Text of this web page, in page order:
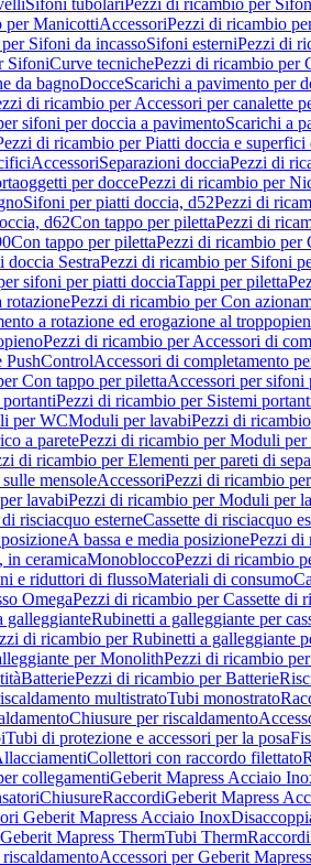
Sifoni tubolariPezzi di ricambio per
per ManicottiAccessoriPezzi di ricambio
Sifoni da incassoSifoni esterniPezzi di
SifoniCurve tecnichePezzi di ricambio per
da bagnoDocceScarichi a pavimento per
di ricambio per Accessori per canalette
sifoni per doccia a pavimentoScarichi a
di ricambio per Piatti doccia e superfici
AccessoriSeparazioni docciaPezzi di
per doccePezzi di ricambio per
Sifoni per piatti doccia, d52Pezzi di
d62Con tappo per pilettaPezzi di
Con tappo per pilettaPezzi di ricambio per
doccia SestraPezzi di ricambio per Sifoni
sifoni per piatti docciaTappi per piletta
rotazionePezzi di ricambio per Con
a rotazione ed erogazione al
Pezzi di ricambio per Accessori di
PushControlAccessori di completamento
Con tappo per pilettaAccessori per sifoni
Pezzi di ricambio per Sistemi
per WCModuli per lavabiPezzi di
a paretePezzi di ricambio per Moduli per
di ricambio per Elementi per pareti di
mensoleAccessoriPezzi di ricambio
lavabiPezzi di ricambio per Moduli per
di risciacquo esterneCassette di risciacquo
A bassa e media posizionePezzi di
in ceramicaMonobloccoPezzi di ricambio
e riduttori di flussoMateriali di consumo
OmegaPezzi di ricambio per Cassette di
galleggianteRubinetti a galleggiante per
di ricambio per Rubinetti a galleggiante
per MonolithPezzi di ricambio
BatteriePezzi di ricambio per Batterie
multistratoTubi monostrato
Chiusure per riscaldamento
Tubi di protezione e accessori per la posa
Collettori con raccordo filettato
collegamentiGeberit Mapress Acciaio
ChiusureRaccordiGeberit Mapress
Geberit Mapress Acciaio Inox
Geberit Mapress ThermTubi ThermRaccordi
Accessori per Geberit